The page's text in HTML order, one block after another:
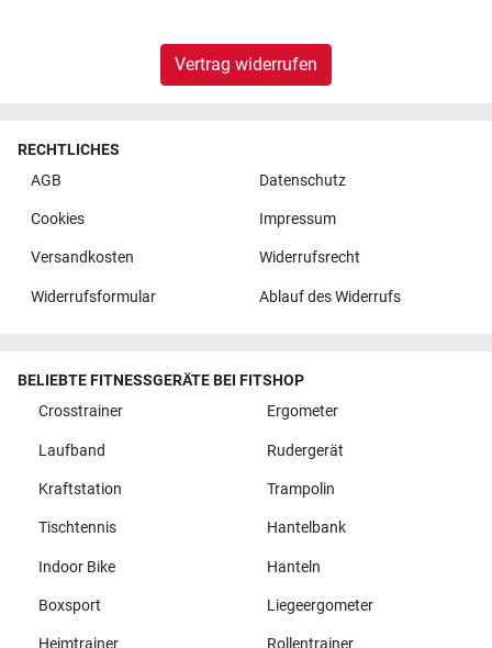
Vertrag widerrufen
RECHTLICHES
AGB
Datenschutz
Cookies Impressum
Versandkosten Widerrufsrecht
Widerrufsformular Ablauf des Widerrufs
BELIEBTE FITNESSGERÄTE BEI FITSHOP
Crosstrainer
Ergometer
Laufband Rudergerät
Kraftstation Trampolin
Tischtennis Hantelbank
Indoor Bike Hanteln
Boxsport Liegeergometer